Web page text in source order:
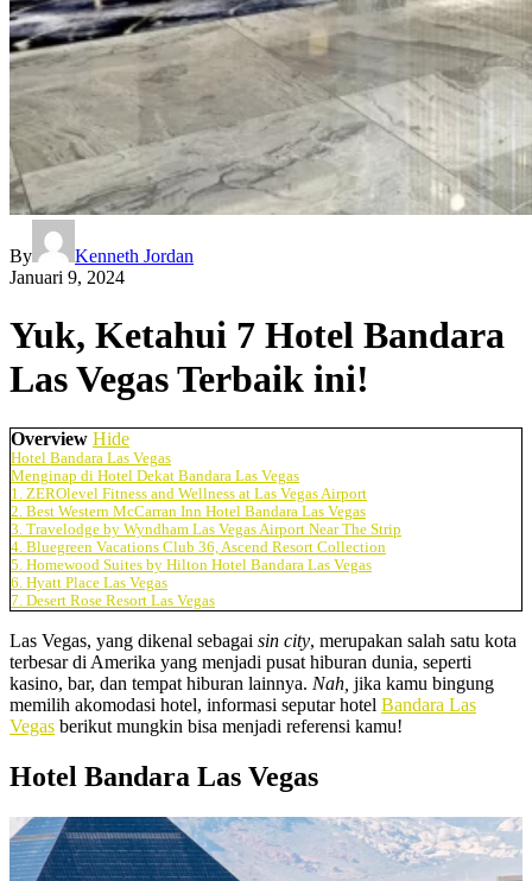
By
Kenneth Jordan
Januari 9, 2024
Yuk, Ketahui 7 Hotel Bandara
Las Vegas Terbaik ini!
Overview Hide
Hotel Bandara Las Vegas
Menginap di Hotel Dekat Bandara Las Vegas
1. ZEROlevel Fitness and Wellness at Las Vegas Airport
2. Best Western McCarran Inn Hotel Bandara Las Vegas
3. Travelodge by Wyndham Las Vegas Airport Near The Strip
4. Bluegreen Vacations Club 36, Ascend Resort Collection
5. Homewood Suites by Hilton Hotel Bandara Las Vegas
6. Hyatt Place Las Vegas
7. Desert Rose Resort Las Vegas
Las Vegas, yang dikenal sebagai sin city, merupakan salah satu kota
terbesar di Amerika yang menjadi pusat hiburan dunia, seperti
kasino, bar, dan tempat hiburan lainnya. Nah, jika kamu bingung
memilih akomodasi hotel, informasi seputar hotel Bandara Las
Vegas berikut mungkin bisa menjadi referensi kamu!
Hotel Bandara Las Vegas